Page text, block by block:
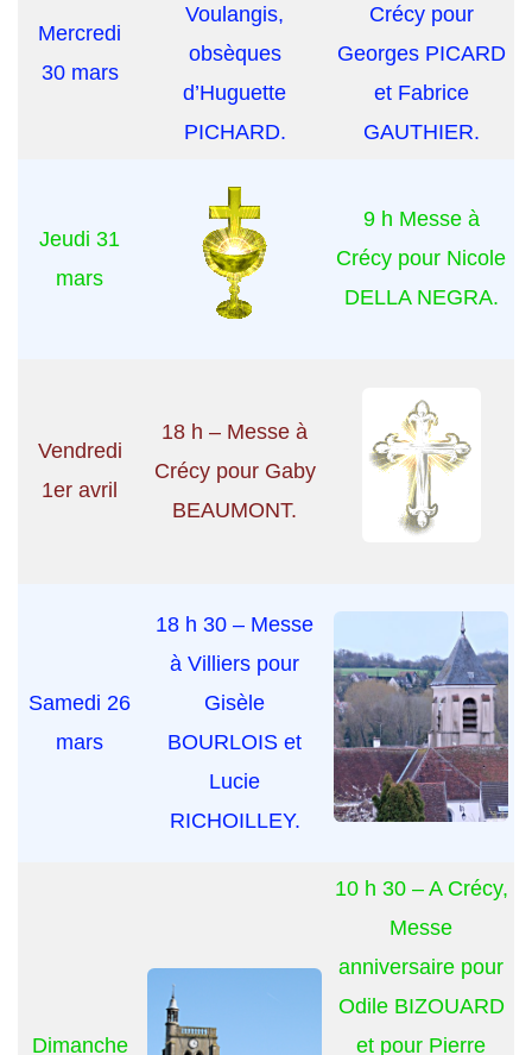
Mercredi
30 mars
Voulangis,
obsèques
d’Huguette
PICHARD.
Crécy pour
Georges PICARD
et Fabrice
GAUTHIER.
Jeudi 31
mars
9 h Messe à
Crécy pour Nicole
DELLA NEGRA.
Vendredi
1er avril
18 h – Messe à
Crécy pour Gaby
BEAUMONT.
Samedi 26
mars
18 h 30 – Messe
à Villiers pour
Gisèle
BOURLOIS et
Lucie
RICHOILLEY.
Dimanche
10 h 30 – A Crécy,
Messe
anniversaire pour
Odile BIZOUARD
et pour Pierre